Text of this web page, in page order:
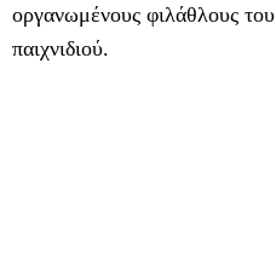
οργανωμένους φιλάθλους του
παιχνιδιού.